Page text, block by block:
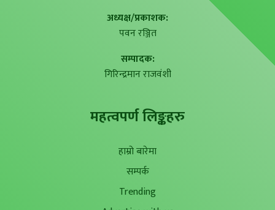
अध्यक्ष/प्रकाशक:
पवन रञ्जित
सम्पादक:
गिरिन्द्रमान राजवंशी
महत्वपर्ण लिङ्कहरु
हाम्रो बारेमा
सम्पर्क
Trending